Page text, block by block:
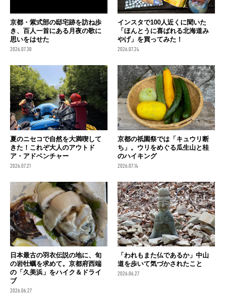
京都・紫式部の邸宅跡を訪ね歩
き、百人一首にある月夜の歌に
思いをはせた
2026.07.30
インスタで100人近くに聞いた
「ほんとうに喜ばれる北海道み
やげ」を買ってみた！
2026.07.24
夏のニセコで自然を大満喫して
きた！これぞ大人のアウトド
ア・アドベンチャー
2026.07.21
京都の祇園祭では「キュウリ断
ち」。ウリをめぐる瓜生山と桂
のハイキング
2026.07.14
日本最古の羽衣伝説の地に、旬
の岩牡蠣を求めて。京都府西端
の「久美浜」をハイク＆ドライ
ブ
2026.06.27
「われもまた仏であるか」中山
道を歩いて気づかされたこと
2026.06.27